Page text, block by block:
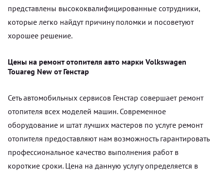
представлены высококвалифицированные сотрудники,
которые легко найдут причину поломки и посоветуют
хорошее решение.
Цены на ремонт отопителя авто марки Volkswagen
Touareg New от Генстар
Сеть автомобильных сервисов Генстар совершает ремонт
отопителя всех моделей машин. Современное
оборудование и штат лучших мастеров по услуге ремонт
отопителя предоставляют нам возможность гарантировать
профессиональное качество выполнения работ в
короткие сроки. Цена на данную услугу определяется в